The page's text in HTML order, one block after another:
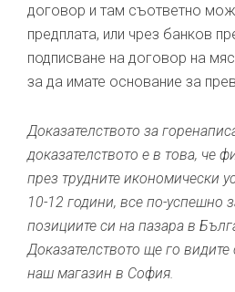
договор и там съответно
предплата, или чрез банков
подписване на договор на
за да имате основание за
Доказателството за
доказателството е в това, че
през трудните икономически
10-12 години, все по-успешно
позициите си на пазара в
Доказателството ще го видите
наш магазин в София.